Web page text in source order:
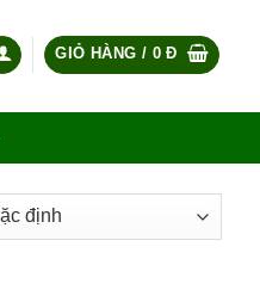
GIỎ HÀNG / 0Đ